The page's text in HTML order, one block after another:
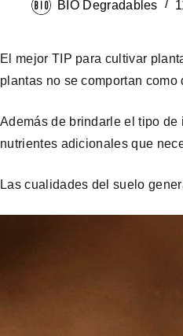
BIO Degradables
El mejor TIP para cultivar
plantas no se comportan
Además de brindarle el tipo
nutrientes adicionales que
Las cualidades del suelo